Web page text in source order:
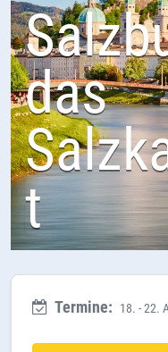
das
t
Termine: 18. - 22.